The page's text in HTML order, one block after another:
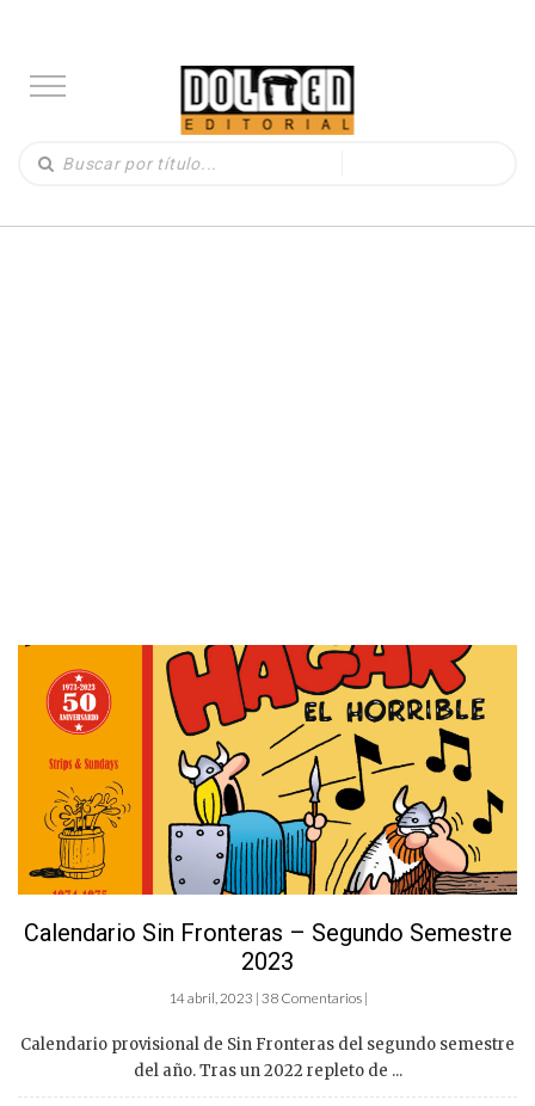
Calendario Sin Fronteras – Segundo Semestre
2023
14 abril, 2023 | 38 Comentarios |
Calendario provisional de Sin Fronteras del segundo semestre
del año. Tras un 2022 repleto de ...